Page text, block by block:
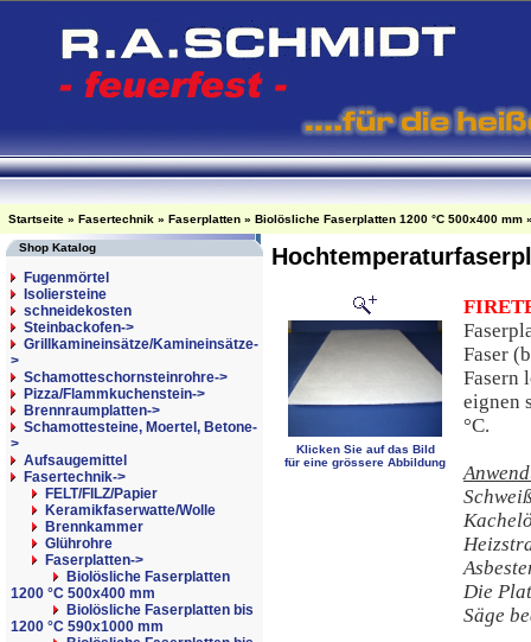
Startseite » Fasertechnik » Faserplatten » Biolösliche Faserplatten 1200 °C 500x400 mm
Shop Katalog
Fugenmörtel
Isoliersteine
schneidekosten
Steinbackofen->
Grillkamineinsätze/Kamineinsätze-
>
Schamotteschornsteinrohre->
Pizza/Flammkuchenstein->
Brennraumplatten->
Schamottesteine, Moertel, Betone-
>
Aufsaugemittel
Fasertechnik->
FELT/FILZ/Papier
Keramikfaserwatte/Wolle
Brennkammer
Glührohre
Faserplatten->
Biolösliche Faserplatten
1200 °C 500x400 mm
Biolösliche Faserplatten bis
1200 °C 590x1000 mm
Klicken Sie auf das Bild
für eine grössere Abbildung
Faser
Fasern
eignen
°C.
Die
Säge